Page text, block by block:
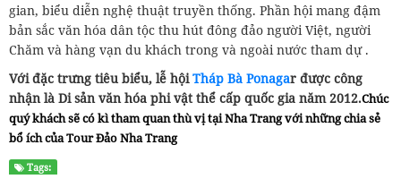
gian, biểu diễn nghệ thuật truyền thống. Phần hội mang đậm
bản sắc văn hóa dân tộc thu hút đông đảo người Việt, người
Chăm và hàng vạn du khách trong và ngoài nước tham dự .
Với đặc trưng tiêu biểu, lễ hộiTháp Bà Ponagar được công
nhận là Di sản văn hóa phi vật thể cấp quốc gia năm 2012.Chúc
quý khách sẽ có kì tham quan thù vị tại Nha Trang với những chia sẻ
bổ ích của Tour Đảo Nha Trang
Tags: